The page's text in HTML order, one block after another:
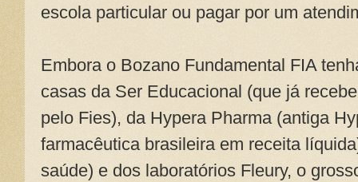
escola particular ou pagar por um
Embora o Bozano Fundamental FIA
casas da Ser Educacional (que já
pelo Fies), da Hypera Pharma (antiga
farmacêutica brasileira em receita
saúde) e dos laboratórios Fleury, o